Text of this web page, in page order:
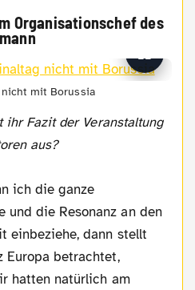
Organisationschef des
nicht mit Borussia
ihr Fazit der Veranstaltung
aus?
ich die ganze
und die Resonanz an den
einbeziehe, dann stellt
Europa betrachtet,
hatten natürlich am